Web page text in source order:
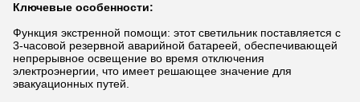
Ключевые особенности:
Функция экстренной помощи: этот светильник поставляется с
3-часовой резервной аварийной батареей, обеспечивающей
непрерывное освещение во время отключения
электроэнергии, что имеет решающее значение для
эвакуационных путей.